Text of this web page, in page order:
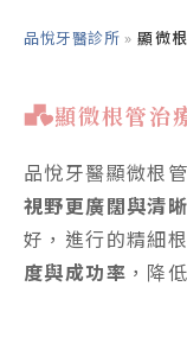
顯微根管治療與
顯微根管治療優勢
顯微根管治療項
品悅牙醫診所 » 顯微
顯微根管治
品悅牙醫顯微根
視野更廣闊與清晰
好，進行的精細
度與成功率 ，降